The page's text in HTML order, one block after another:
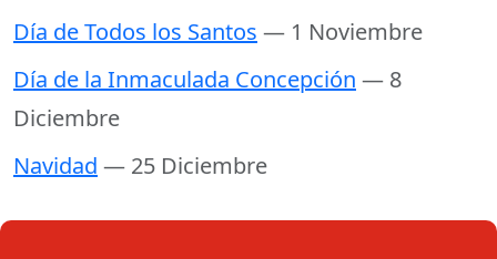
Día de Todos los Santos — 1 Noviembre
Día de la Inmaculada Concepción — 8
Diciembre
Navidad — 25 Diciembre